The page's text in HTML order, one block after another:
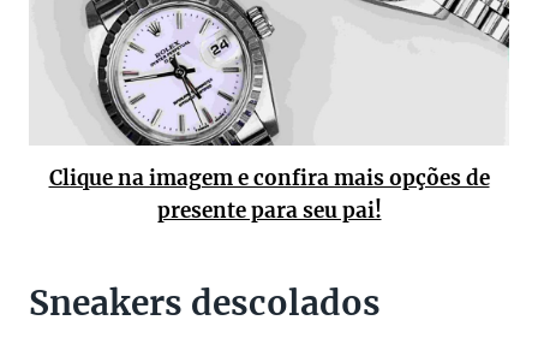
Clique na imagem e confira mais opções de
presente para seu pai!
Sneakers descolados